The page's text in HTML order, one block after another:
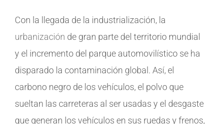
Con la llegada de la industrialización, la
urbanización de gran parte del territorio mundial
y el incremento del parque automovilístico se ha
disparado la contaminación global. Así, el
carbono negro de los vehículos, el polvo que
sueltan las carreteras al ser usadas y el desgaste
que generan los vehículos en sus ruedas y frenos,